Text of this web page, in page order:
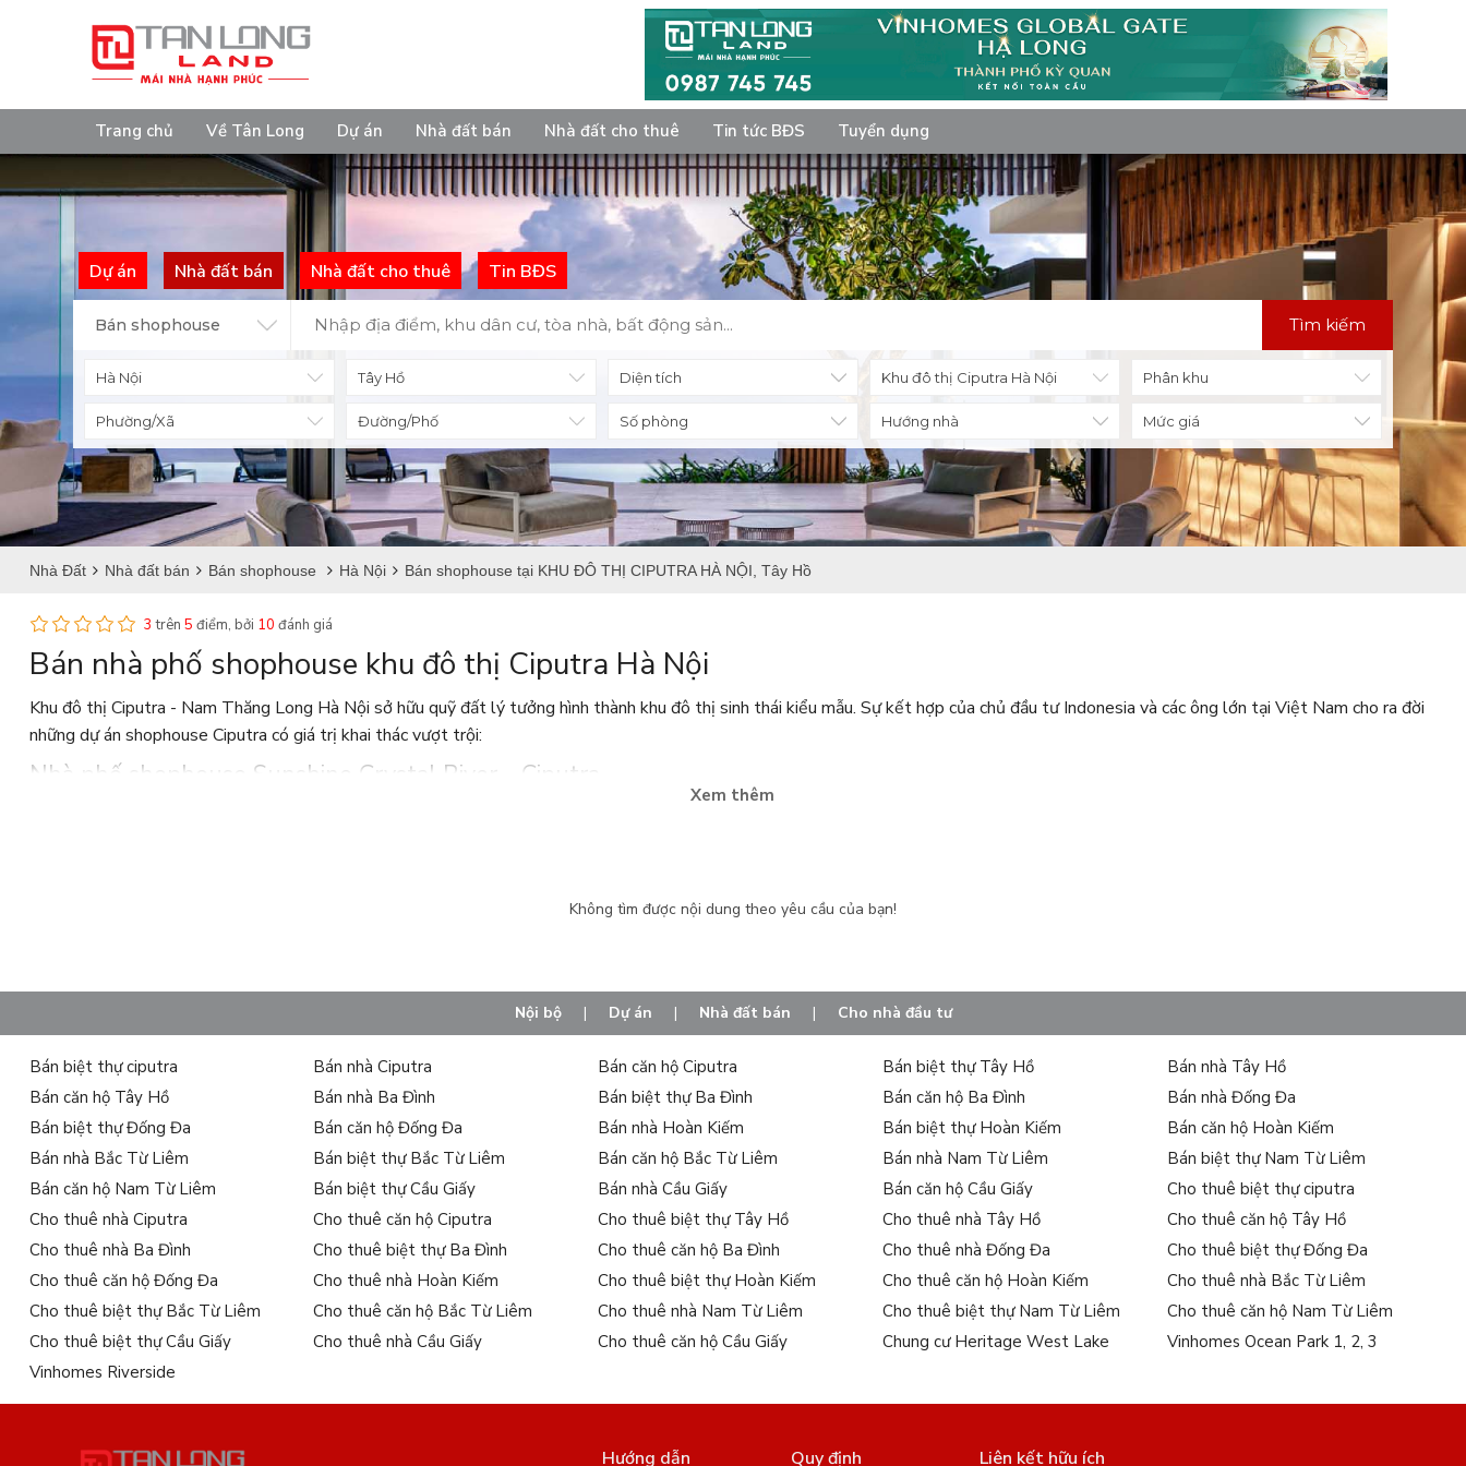
Trang chủ Về Tân Long Dự án Nhà đất bán Nhà đất cho thuê Tin tức BĐS Tuyển dụng
Dự án Nhà đất bán Nhà đất cho thuê Tin BĐS
Bán shophouse Tìm kiếm
Diện tích
Số phòng Hướng nhà Mức giá
Nhà Đất Nhà đất bán Bán shophouse Hà Nội Bán shophouse tại KHU ĐÔ THỊ CIPUTRA HÀ NỘI, Tây Hồ
3 trên 5 điểm, bởi 10 đánh giá
Bán nhà phố shophouse khu đô thị Ciputra Hà Nội
Khu đô thị Ciputra - Nam Thăng Long Hà Nội sở hữu quỹ đất lý tưởng hình thành khu đô thị sinh thái kiểu mẫu. Sự kết hợp của chủ đầu tư Indonesia và các ông lớn tại Việt Nam cho ra đời
những dự án shophouse Ciputra có giá trị khai thác vượt trội:
Nhà phố shophouse Sunshine Crystal River - Ciputra
Tên thương mại dự án: Sunshine Crystal River
Vị trí: Khu đô thị Ciputra – Nam Thăng Long, Phú Thượng, Q.Tây Hồ, Hà Nội
Chủ đầu tư: Sunshine Group
Tổng diện tích: 50,850 m2
Tổng diện tích sàn: 152,644m2
Mật độ xây dựng: 31.7%
Xem thêm
Không tìm được nội dung theo yêu cầu của bạn!
Nội bộ | Dự án | Nhà đất bán | Cho nhà đầu tư
Bán biệt thự ciputra Bán nhà Ciputra Bán căn hộ Ciputra Bán biệt thự Tây Hồ
Bán nhà Tây Hồ
Bán căn hộ Tây Hồ
Bán nhà Ba Đình Bán biệt thự Ba Đình Bán căn hộ Ba Đình
Bán nhà Đống Đa
Bán biệt thự Đống Đa
Bán căn hộ Đống Đa Bán nhà Hoàn Kiếm Bán biệt thự Hoàn Kiếm
Bán căn hộ Hoàn Kiếm
Bán nhà Bắc Từ Liêm
Bán biệt thự Bắc Từ Liêm Bán căn hộ Bắc Từ Liêm Bán nhà Nam Từ Liêm
Bán biệt thự Nam Từ Liêm
Bán căn hộ Nam Từ Liêm
Bán biệt thự Cầu Giấy Bán nhà Cầu Giấy Bán căn hộ Cầu Giấy
Cho thuê biệt thự ciputra
Cho thuê nhà Ciputra
Cho thuê căn hộ Ciputra Cho thuê biệt thự Tây Hồ Cho thuê nhà Tây Hồ
Cho thuê căn hộ Tây Hồ
Cho thuê nhà Ba Đình
Cho thuê biệt thự Ba Đình Cho thuê căn hộ Ba Đình Cho thuê nhà Đống Đa
Cho thuê biệt thự Đống Đa
Cho thuê căn hộ Đống Đa
Cho thuê nhà Hoàn Kiếm Cho thuê biệt thự Hoàn Kiếm Cho thuê căn hộ Hoàn Kiếm
Cho thuê nhà Bắc Từ Liêm
Cho thuê biệt thự Bắc Từ Liêm
Cho thuê căn hộ Bắc Từ Liêm Cho thuê nhà Nam Từ Liêm Cho thuê biệt thự Nam Từ Liêm
Cho thuê căn hộ Nam Từ Liêm
Cho thuê biệt thự Cầu Giấy
Cho thuê nhà Cầu Giấy Cho thuê căn hộ Cầu Giấy Chung cư Heritage West Lake
Vinhomes Ocean Park 1, 2, 3
Vinhomes Riverside
Hướng dẫn Quy định Liên kết hữu ích